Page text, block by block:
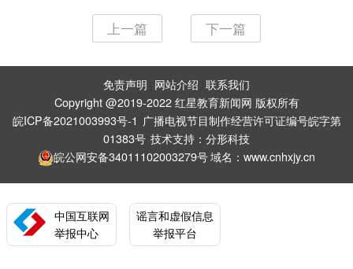
上一篇 下一篇
免责声明 网站介绍 联系我们
Copyright @2019-2022 红星教育新闻网 版权所有
皖ICP备2021003993号-1 广播电视节目制作经营许可证编号皖字第
01383号 技术支持： 分形科技
皖公网安备34011102003279号域名：www.cnhxjy.cn
中国互联网
举报中心
谣言和虚假信息
举报平台